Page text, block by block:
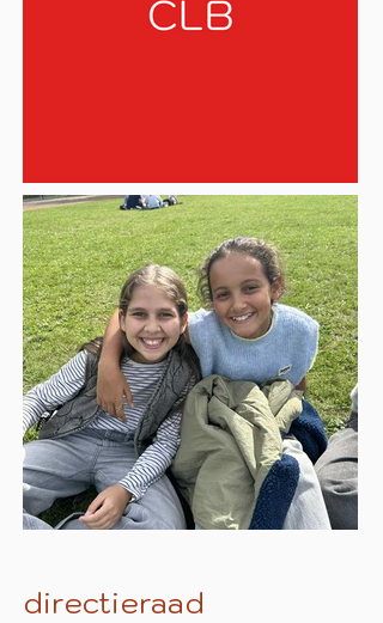
directieraad